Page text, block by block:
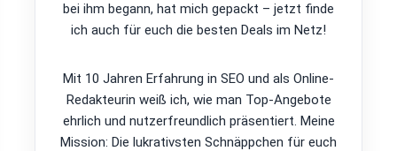
bei ihm begann, hat mich gepackt – jetzt finde
ich auch für euch die besten Deals im Netz!
Mit 10 Jahren Erfahrung in SEO und als Online-
Redakteurin weiß ich, wie man Top-Angebote
ehrlich und nutzerfreundlich präsentiert. Meine
Mission: Die lukrativsten Schnäppchen für euch